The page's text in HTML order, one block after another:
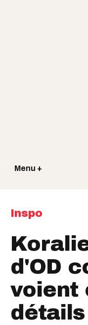
Menu +
Inspo
d'OD
voient